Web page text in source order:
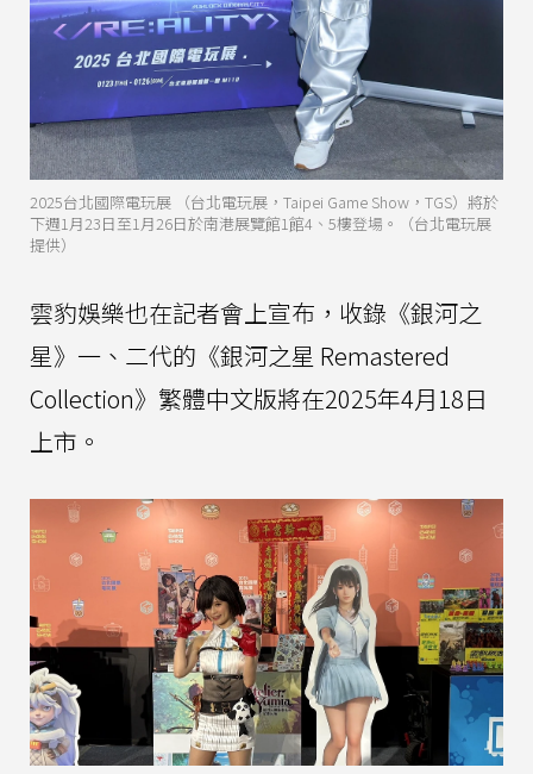
2025台北國際電玩展 （台北電玩展，Taipei Game Show，TGS）將於
下週1月23日至1月26日於南港展覽館1館4、5樓登場。（台北電玩展
提供）
雲豹娛樂也在記者會上宣布，收錄《銀河之
星》一、二代的《銀河之星 Remastered
Collection》繁體中文版將在2025年4月18日
上市。